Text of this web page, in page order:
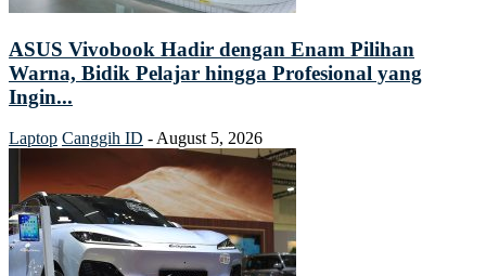
ASUS Vivobook Hadir dengan Enam Pilihan
Warna, Bidik Pelajar hingga Profesional yang
Ingin...
Laptop Canggih ID - August 5, 2026